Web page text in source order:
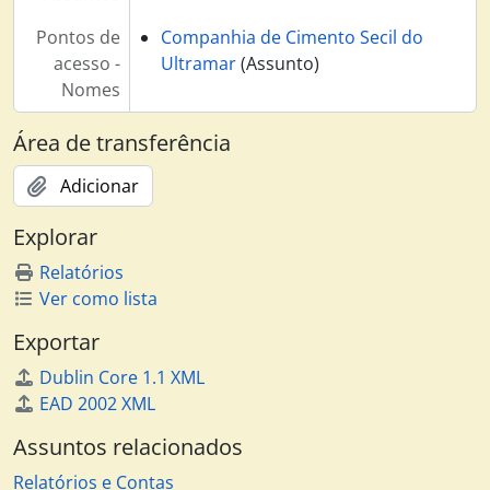
Secil Martingança, 1994 - 2009
Associação Técnica da Indústria do Cimento, 1995 - 2012
Projecto Ypsilon, 2000 - 2001
Emissões de Co2, 2000 - 2009
Cembureau, 2002 - 2010
Secil/Cmp - Pareceres e Estudos Técnicos, n.d.
Certificação Ambiental da fábrica Secil Outão, 1998 - 1999
Estudos Vários, 1992 - 2010
Seminários e Conferências, 1996 - 2004
Processos Judiciais, 1991 - 2001
Obrigações grupadas Secil/CMP - Prospecto de Admissão à cotação no segundo mercado da Bolsa de Valores de Lisboa, Agosto 2005
Departamento de Comunicação Institucional, 1932 - 2013
Pontos de
acesso -
Nomes
Companhia de Cimento Secil do
Ultramar(Assunto)
Área de transferência
Adicionar
Explorar
Relatórios
Ver como lista
Exportar
Dublin Core 1.1 XML
EAD 2002 XML
Assuntos relacionados
Relatórios e Contas